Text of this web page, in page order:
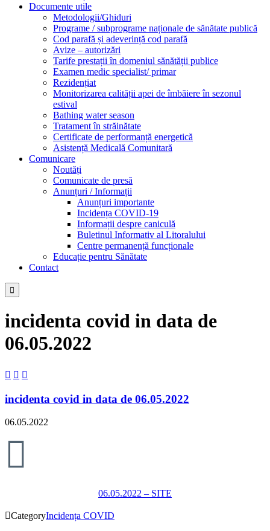
Documente utile
Metodologii/Ghiduri
Programe / subprograme naționale de sănătate publică
Cod parafă și adeverință cod parafă
Avize – autorizări
Tarife prestații în domeniul sănătății publice
Examen medic specialist/ primar
Rezidențiat
Monitorizarea calității apei de îmbăiere în sezonul
estival
Bathing water season
Tratament în străinătate
Certificate de performanță energetică
Asistență Medicală Comunitară
Comunicare
Noutăți
Comunicate de presă
Anunțuri / Informații
Anunțuri importante
Incidența COVID-19
Informații despre caniculă
Buletinul Informativ al Litoralului
Centre permanență funcționale
Educație pentru Sănătate
Contact

incidenta covid in data de
06.05.2022
  
incidenta covid in data de 06.05.2022
06.05.2022

06.05.2022 – SITE
CategoryIncidența COVID